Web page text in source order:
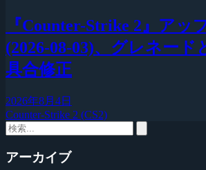
『Counter-Strike 2』アッ
(2026-08-03)、グレネード
具合修正
2026年8月4日
Counter-Strike 2 (CS2)
アーカイブ